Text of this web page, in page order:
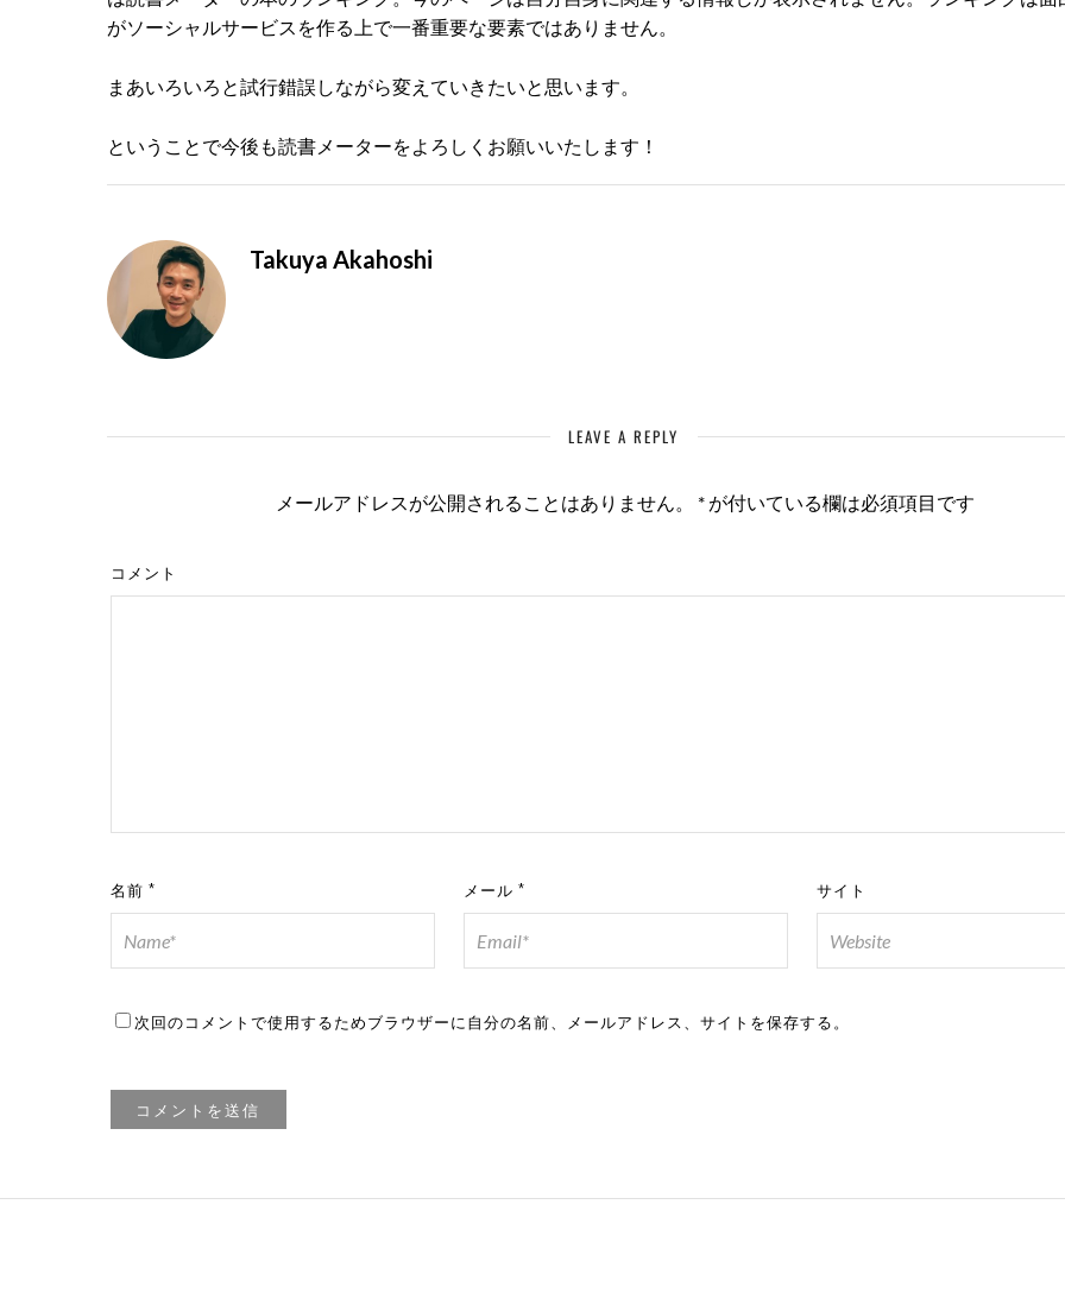
がソーシャルサービスを作る上で一番重要な要素ではありません。
まあいろいろと試行錯誤しながら変えていきたいと思います。
ということで今後も読書メーターをよろしくお願いいたします！
Takuya Akahoshi
LEAVE A REPLY
メールアドレスが公開されることはありません。 * が付いている欄は必須項目です
コメント
名前 * メール * サイト
次回のコメントで使用するためブラウザーに自分の名前、メールアドレス、サイトを保存する。